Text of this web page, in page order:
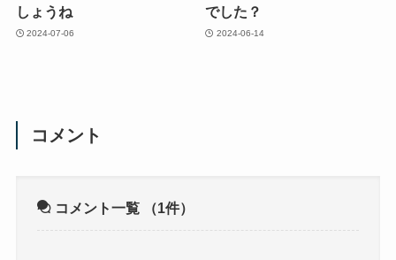
しょうね
2024-07-06
でした？
2024-06-14
コメント
コメント一覧 （1件）